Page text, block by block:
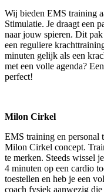
Wij bieden EMS training
Stimulatie. Je draagt een
naar jouw spieren. Dit
een reguliere
minuten gelijk als een
met een volle agenda?
perfect!
Milon Cirkel
EMS training en personal
Milon Cirkel concept.
te merken. Steeds wissel
4 minuten op een cardio
toestellen en heb je een
coach fysiek aanwezig die